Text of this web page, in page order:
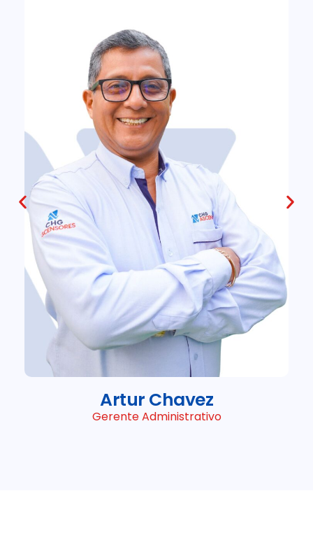
Artur Chavez
Gerente Administrativo